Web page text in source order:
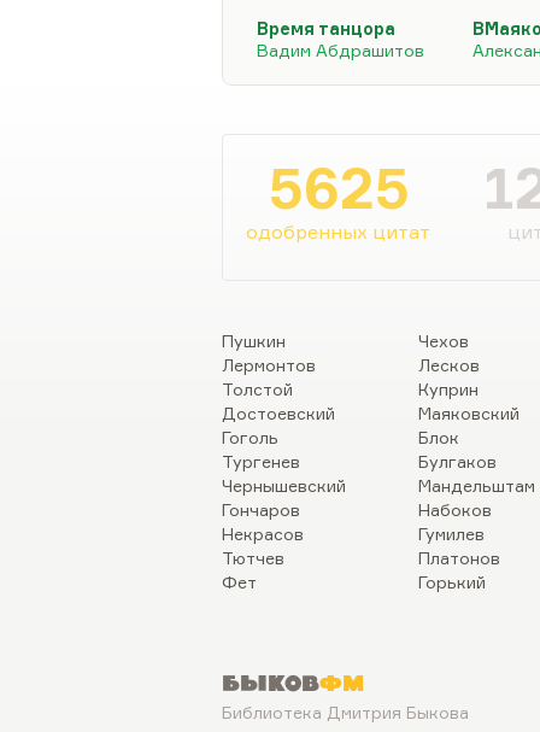
авантюристку. Так не
написали, то наверное,
Вот боюсь, что так.
Почему мужчина-
женщина-трикстер — это
очень трудно мне…
Время танцора
Вадим Абдрашитов
5625
одобренных цитат
Пушкин
Лермонтов
Толстой
Достоевский
Гоголь
Тургенев
Чернышевский
Гончаров
Некрасов
Тютчев
Фет
Чехов
Лесков
Куприн
Маяковский
Блок
Булгаков
Мандельштам
Набоков
Гумилев
Платонов
Горький
БыковФМ
Библиотека Дмитрия Быкова